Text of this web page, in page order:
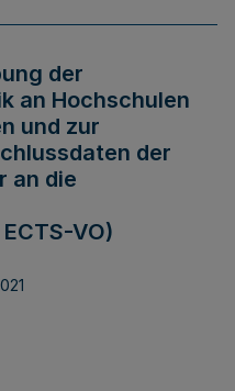
der
an Hochschulen
und zur
der
an die
VO)